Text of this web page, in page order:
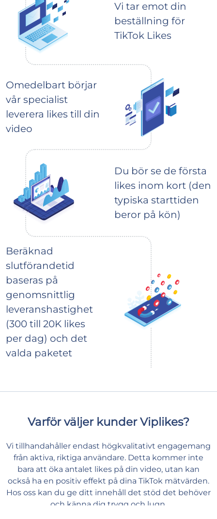
Vi tar emot din
beställning för
TikTok Likes
Omedelbart börjar
vår specialist
leverera likes till din
video
Du bör se de första
likes inom kort (den
typiska starttiden
beror på kön)
Beräknad
slutförandetid
baseras på
genomsnittlig
leveranshastighet
(300 till 20K likes
per dag) och det
valda paketet
Varför väljer kunder Viplikes?
Vi tillhandahåller endast högkvalitativt engagemang
från aktiva, riktiga användare. Detta kommer inte
bara att öka antalet likes på din video, utan kan
också ha en positiv effekt på dina TikTok mätvärden.
Hos oss kan du ge ditt innehåll det stöd det behöver
och känna dig trygg och lugn.